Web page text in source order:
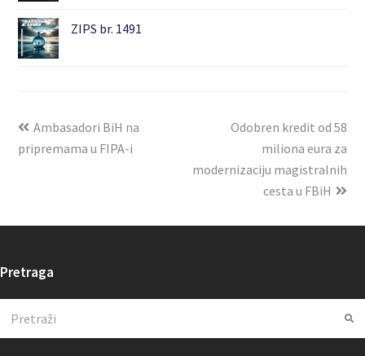
ZIPS br. 1491
Ambasadori BiH na
pripremama u FIPA-i
Odobren kredit od 58
miliona eura za
modernizaciju magistralnih
cesta u FBiH
Pretraga